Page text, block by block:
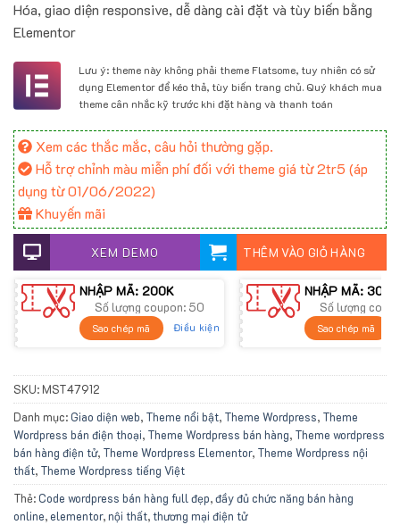
1.800.000 ₫.
là:
Hóa, giao diện responsive, dễ dàng cài đặt và tùy biến bằng
Elementor
Lưu ý: theme này không phải theme Flatsome, tuy nhiên có sử
dụng Elementor để kéo thả, tùy biến trang chủ. Quý khách mua
theme cân nhắc kỹ trước khi đặt hàng và thanh toán
Xem các thắc mắc, câu hỏi thường gặp.
Hỗ trợ chỉnh màu miễn phí đối với theme giá từ 2tr5 (áp
dụng từ 01/06/2022)
Khuyến mãi
XEM DEMO THÊM VÀO GIỎ HÀNG
NHẬP MÃ: 200K
Số lượng coupon: 50
Sao chép mã Điều kiện
NHẬP MÃ: 300K
Số lượng
Sao chép mã
SKU: MST47912
Danh mục:Giao diện web, Theme nổi bật, Theme Wordpress, Theme
Wordpress bán điện thoại, Theme Wordpress bán hàng, Theme wordpress
bán hàng điện tử, Theme Wordpress Elementor, Theme Wordpress nội
thất, Theme Wordpress tiếng Việt
Thẻ:Code wordpress bán hàng full đẹp,đầy đủ chức năng bán hàng
online,elementor,nội thất,thương mại điện tử